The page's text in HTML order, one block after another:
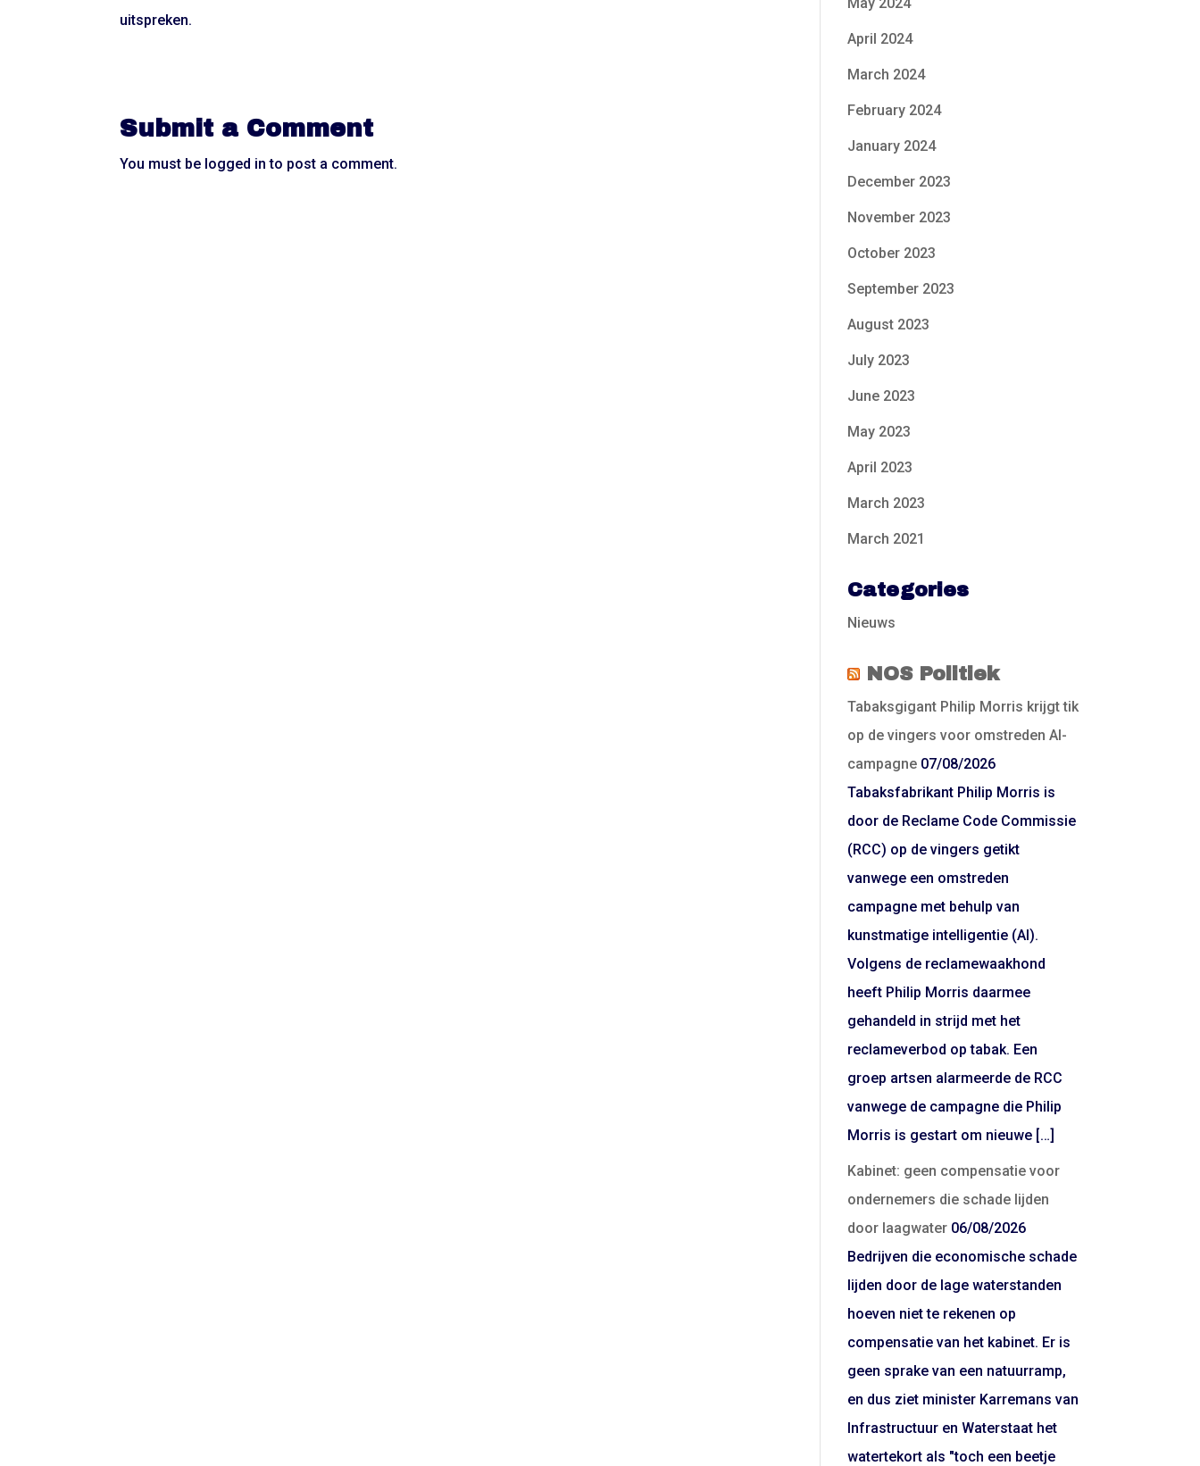
uitspreken.
Submit a Comment
You must be logged in to post a comment.
April 2024
March 2024
February 2024
January 2024
December 2023
November 2023
October 2023
September 2023
August 2023
July 2023
June 2023
May 2023
April 2023
March 2023
March 2021
Categories
Nieuws
NOS Politiek
Tabaksgigant Philip Morris krijgt tik
op de vingers voor omstreden AI-
campagne 07/08/2026
Tabaksfabrikant Philip Morris is
door de Reclame Code Commissie
(RCC) op de vingers getikt
vanwege een omstreden
campagne met behulp van
kunstmatige intelligentie (AI).
Volgens de reclamewaakhond
heeft Philip Morris daarmee
gehandeld in strijd met het
reclameverbod op tabak. Een
groep artsen alarmeerde de RCC
vanwege de campagne die Philip
Morris is gestart om nieuwe […]
Kabinet: geen compensatie voor
ondernemers die schade lijden
door laagwater 06/08/2026
Bedrijven die economische schade
lijden door de lage waterstanden
hoeven niet te rekenen op
compensatie van het kabinet. Er is
geen sprake van een natuurramp,
en dus ziet minister Karremans van
Infrastructuur en Waterstaat het
watertekort als "toch een beetje